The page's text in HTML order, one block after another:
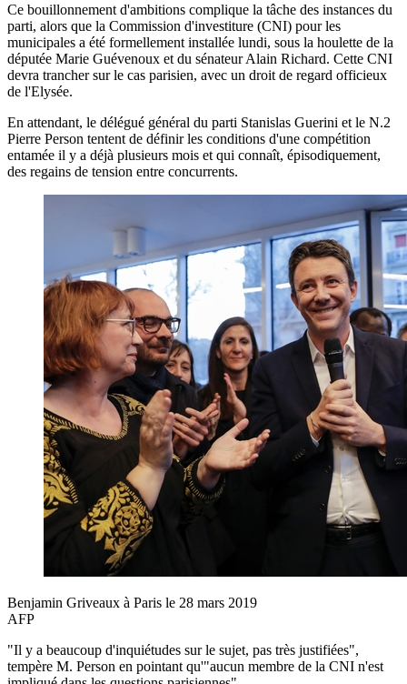
Ce bouillonnement d'ambitions complique la tâche des instances du
parti, alors que la Commission d'investiture (CNI) pour les
municipales a été formellement installée lundi, sous la houlette de la
députée Marie Guévenoux et du sénateur Alain Richard. Cette CNI
devra trancher sur le cas parisien, avec un droit de regard officieux
de l'Elysée.
En attendant, le délégué général du parti Stanislas Guerini et le N.2
Pierre Person tentent de définir les conditions d'une compétition
entamée il y a déjà plusieurs mois et qui connaît, épisodiquement,
des regains de tension entre concurrents.
Benjamin Griveaux à Paris le 28 mars 2019
AFP
"Il y a beaucoup d'inquiétudes sur le sujet, pas très justifiées",
tempère M. Person en pointant qu'"aucun membre de la CNI n'est